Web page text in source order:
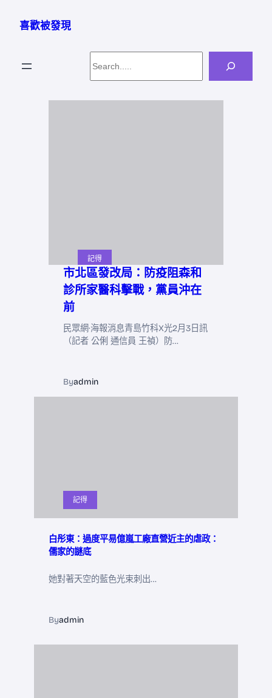
喜歡被發現
記得
市北區發改局：防疫阻森和
診所家醫科擊戰，黨員沖在
前
民眾網·海報消息青島竹科X光2月3日訊
（記者 公俐 通信員 王禎）防…
Byadmin
記得
白彤東：過度平易億嵐工廠直營近主的虐政：
儒家的謎底
她對著天空的藍色光束刺出…
Byadmin